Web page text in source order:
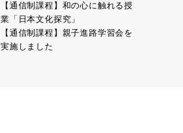
【通信制課程】和の心に触れる授
業「日本文化探究」
【通信制課程】親子進路学習会を
実施しました